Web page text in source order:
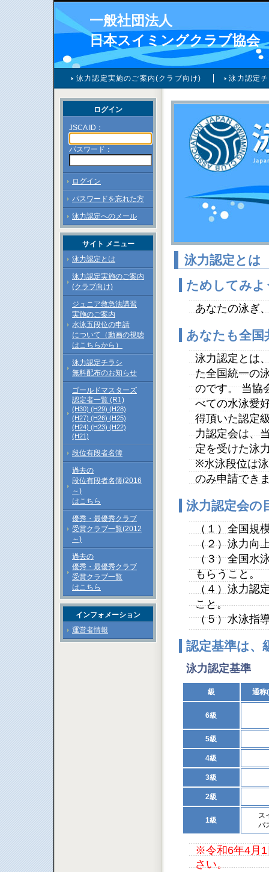
一般社団法人
日本スイミングクラブ協会
泳力認定実施のご案内(クラブ向け) 泳力認定
泳力認定とは
ためしてみよ
あなたの泳ぎ
あなたも全国
泳力認定とは
た全国統一の
のです。 当協
べての水泳愛
得頂いた認定
力認定会は、
定を受けた泳
※水泳段位は
のみ申請でき
泳力認定会の
（１）全国規
（２）泳力向
（３）全国水
もらうこと。
（４）泳力認
こと。
（５）水泳指
認定基準は、
泳力認定基準
級 通称
6級
5級
4級
3級
2級
1級
ス
パ
※令和6年4月1
さい。
ログイン
JSCA ID：
パスワード：
ログイン
パスワードを忘れた方
泳力認定へのメール
サイト メニュー
泳力認定とは
泳力認定実施のご案内
(クラブ向け)
ジュニア救急法講習
実施のご案内
水泳五段位の申請
について（動画の視聴
はこちらから）
泳力認定チラシ
無料配布のお知らせ
ゴールドマスターズ
認定者一覧 (R1)
(H30) (H29) (H28)
(H27) (H26) (H25)
(H24) (H23) (H22)
(H21)
段位有段者名簿
過去の
段位有段者名簿(2016
～)
はこちら
優秀・最優秀クラブ
受賞クラブ一覧(2012
～)
過去の
優秀・最優秀クラブ
受賞クラブ一覧
はこちら
インフォメーション
運営者情報